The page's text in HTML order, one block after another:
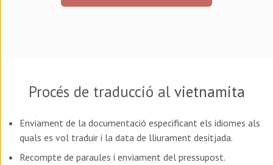
Procés de traducció al vietnamita
Enviament de la documentació especificant els idiomes als
quals es vol traduir i la data de lliurament desitjada.
Recompte de paraules i enviament del pressupost.